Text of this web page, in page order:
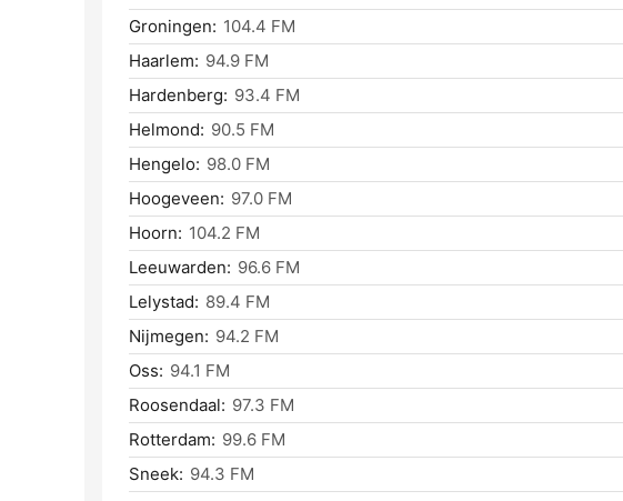
Groningen: 104.4 FM
Haarlem: 94.9 FM
Hardenberg: 93.4 FM
Helmond: 90.5 FM
Hengelo: 98.0 FM
Hoogeveen: 97.0 FM
Hoorn: 104.2 FM
Leeuwarden: 96.6 FM
Lelystad: 89.4 FM
Nijmegen: 94.2 FM
Oss: 94.1 FM
Roosendaal: 97.3 FM
Rotterdam: 99.6 FM
Sneek: 94.3 FM